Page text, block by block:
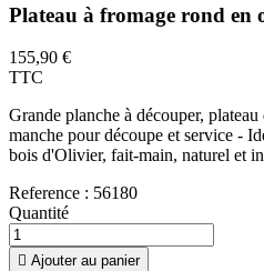
Plateau à fromage rond en
155,90 €
TTC
Grande planche à découper,
manche pour découpe et service -
bois d'Olivier, fait-main, naturel et
Reference : 56180
Quantité
 Ajouter au panier